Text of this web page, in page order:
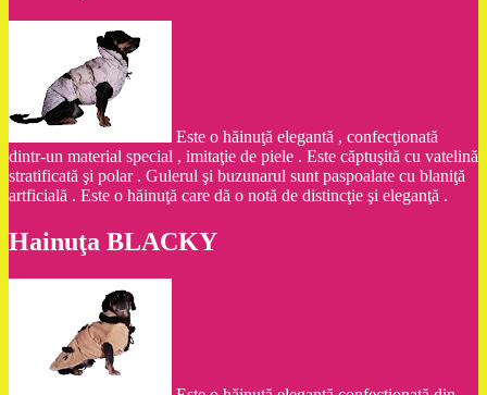
Este o hăinuţă elegantă , confecţionată
dintr-un material special , imitaţie de piele . Este căptuşită cu vatelină
stratificată şi polar . Gulerul şi buzunarul sunt paspoalate cu blaniţă
artficială . Este o hăinuţă care dă o notă de distincţie şi eleganţă .
Hainuţa BLACKY